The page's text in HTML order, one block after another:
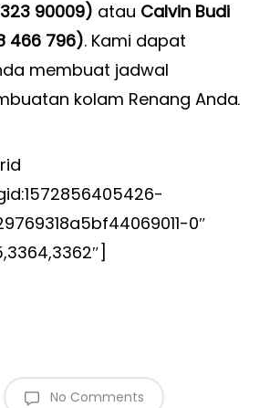
90009) atau Calvin Budi
466 796). Kami dapat
membuat jadwal
kolam Renang Anda.
0″
No Comments